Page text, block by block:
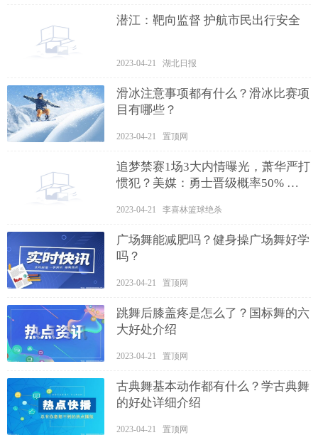
潜江：靶向监督 护航市民出行安全
2023-04-21 湖北日报
滑冰注意事项都有什么？滑冰比赛项
目有哪些？
2023-04-21 置顶网
追梦禁赛1场3大内情曝光，萧华严打
惯犯？美媒：勇士晋级概率50% 天
2023-04-21 李喜林篮球绝杀
广场舞能减肥吗？健身操广场舞好学
吗？
2023-04-21 置顶网
跳舞后膝盖疼是怎么了？国标舞的六
大好处介绍
2023-04-21 置顶网
古典舞基本动作都有什么？学古典舞
的好处详细介绍
2023-04-21 置顶网